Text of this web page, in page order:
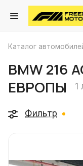
Каталог
BMW 216
ЕВРОПЫ
1
Фильтр